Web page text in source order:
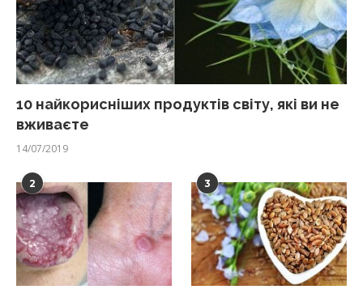
10 найкорисніших продуктів світу, які ви не
вживаєте
14/07/2019
2 3